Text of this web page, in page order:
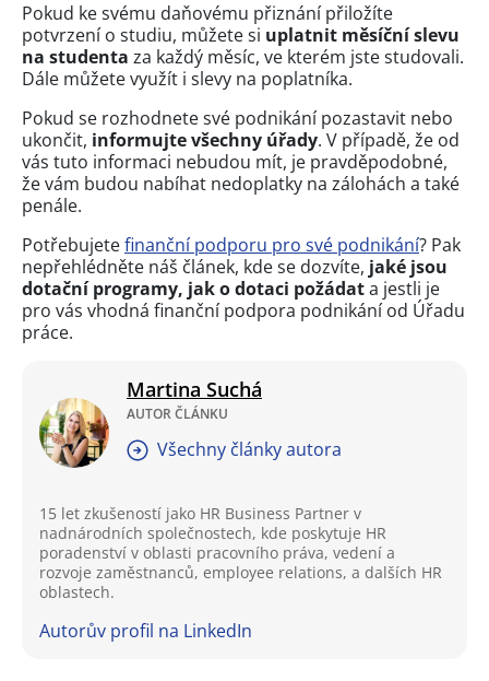
Pokud ke svému daňovému přiznání přiložíte
potvrzení o studiu, můžete si uplatnit měsíční slevu
na studenta za každý měsíc, ve kterém jste studovali.
Dále můžete využít i slevy na poplatníka.
Pokud se rozhodnete své podnikání pozastavit nebo
ukončit, informujte všechny úřady. V případě, že od
vás tuto informaci nebudou mít, je pravděpodobné,
že vám budou nabíhat nedoplatky na zálohách a také
penále.
Potřebujetefinanční podporu pro své podnikání? Pak
nepřehlédněte náš článek, kde se dozvíte, jaké jsou
dotační programy, jak o dotaci požádata jestli je
pro vás vhodná finanční podpora podnikání od Úřadu
práce.
Martina Suchá
AUTOR ČLÁNKU
Všechny články autora
15 let zkušeností jako HR Business Partner v
nadnárodních společnostech, kde poskytuje HR
poradenství v oblasti pracovního práva, vedení a
rozvoje zaměstnanců, employee relations, a dalších HR
oblastech.
Autorův profil na LinkedIn